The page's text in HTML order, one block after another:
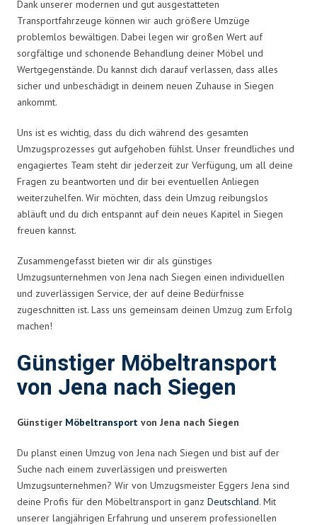
Dank unserer modernen und gut ausgestatteten
Transportfahrzeuge können wir auch größere Umzüge
problemlos bewältigen. Dabei legen wir großen Wert auf
sorgfältige und schonende Behandlung deiner Möbel und
Wertgegenstände. Du kannst dich darauf verlassen, dass alles
sicher und unbeschädigt in deinem neuen Zuhause in Siegen
ankommt.
Uns ist es wichtig, dass du dich während des gesamten
Umzugsprozesses gut aufgehoben fühlst. Unser freundliches und
engagiertes Team steht dir jederzeit zur Verfügung, um all deine
Fragen zu beantworten und dir bei eventuellen Anliegen
weiterzuhelfen. Wir möchten, dass dein Umzug reibungslos
abläuft und du dich entspannt auf dein neues Kapitel in Siegen
freuen kannst.
Zusammengefasst bieten wir dir als günstiges
Umzugsunternehmen von Jena nach Siegen einen individuellen
und zuverlässigen Service, der auf deine Bedürfnisse
zugeschnitten ist. Lass uns gemeinsam deinen Umzug zum Erfolg
machen!
Günstiger Möbeltransport
von Jena nach Siegen
Günstiger Möbeltransport von Jena nach Siegen
Du planst einen Umzug von Jena nach Siegen und bist auf der
Suche nach einem zuverlässigen und preiswerten
Umzugsunternehmen? Wir von Umzugsmeister Eggers Jena sind
deine Profis für den Möbeltransport in ganz Deutschland. Mit
unserer langjährigen Erfahrung und unserem professionellen